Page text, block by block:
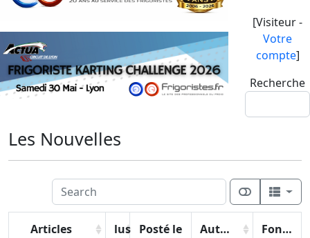
[Visiteur -
Votre
compte]
Recherche
Les Nouvelles
Articles lus Posté le Auteur Fonctions